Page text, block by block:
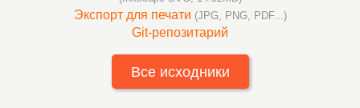
Экспорт для печати (JPG, PNG, PDF...)
Git-репозитарий
Все исходники